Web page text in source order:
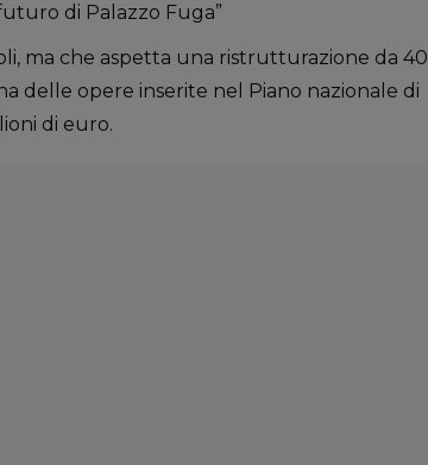
di Palazzo Fuga”
ma che aspetta una ristrutturazione da 40
delle opere inserite nel Piano nazionale di
di euro.